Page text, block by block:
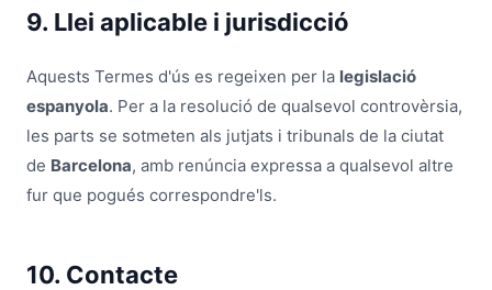
9. Llei aplicable i jurisdicció
Aquests Termes d'ús es regeixen per la legislació
espanyola. Per a la resolució de qualsevol controvèrsia,
les parts se sotmeten als jutjats i tribunals de la ciutat
de Barcelona, amb renúncia expressa a qualsevol altre
fur que pogués correspondre'ls.
10. Contacte